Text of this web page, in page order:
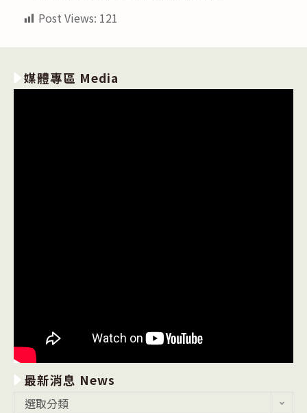
Post Views: 121
媒體專區 Media
最新消息 News
選取分類